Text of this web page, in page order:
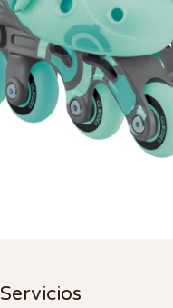
Servicios